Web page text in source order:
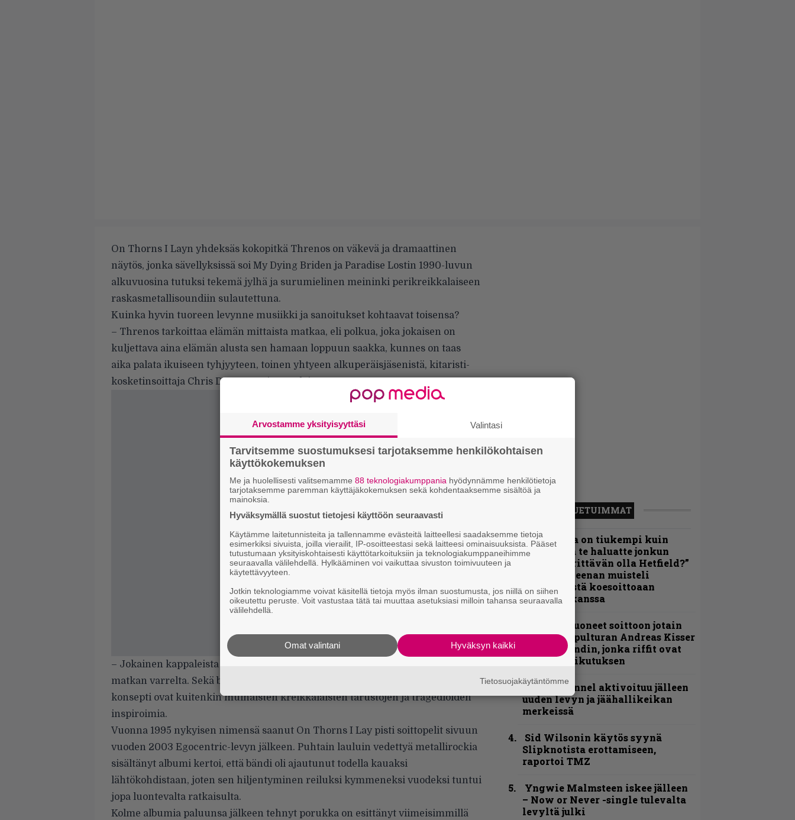
On Thorns I Layn yhdeksäs kokopitkä Threnos on väkevä ja dramaattinen
näytös, jonka sävellyksissä soi My Dying Briden ja Paradise Lostin 1990-luvun
alkuvuosina tutuksi tekemä jylhä ja surumielinen meininki perikreikkalaiseen
raskasmetallisoundiin sulautettuna.
Kuinka hyvin tuoreen levynne musiikki ja sanoitukset kohtaavat toisensa?
– Threnos tarkoittaa elämän mittaista matkaa, eli polkua, joka jokaisen on
kuljettava aina elämän alusta sen hamaan loppuun saakka, kunnes on taas
aika palata ikuiseen tyhjyyteen, toinen yhtyeen alkuperäisjäsenistä, kitaristi-
kosketinsoittaja Chris Dragamestianos aloittaa.
– Jokainen kappaleista kuvastaa eri tilanteita ja tunnelmia tämän pitkän
matkan varrelta. Sekä biisien nimet että periaatteessa koko sanoituksellinen
konsepti ovat kuitenkin muinaisten kreikkalaisten tarustojen ja tragedioiden
inspiroimia.
Vuonna 1995 nykyisen nimensä saanut On Thorns I Lay pisti soittopelit sivuun
vuoden 2003 Egocentric-levyn jälkeen. Puhtain lauluin vedettyä metallirockia
sisältänyt albumi kertoi, että bändi oli ajautunut todella kauaksi
lähtökohdistaan, joten sen hiljentyminen reiluksi kymmeneksi vuodeksi tuntui
jopa luontevalta ratkaisulta.
Kolme albumia paluunsa jälkeen tehnyt porukka on esittänyt viimeisimmillä
LUETUIMMAT
”Metallica on tiukempi kuin
koskaan ja te haluatte jonkun
nulikan yrittävän olla Hetfield?”
– Pepper Keenan muisteli
ensimmäistä koesoittoaan
hevijätin kanssa
”He ovat tuoneet soittoon jotain
uutta” – Sepulturan Andreas Kisser
nimeää bändin, jonka riffit ovat
tehneet vaikutuksen
Blind Channel aktivoituu jälleen
uuden levyn ja jäähallikeikan
merkeissä
Sid Wilsonin käytös syynä
Slipknotista erottamiseen,
raportoi TMZ
Yngwie Malmsteen iskee jälleen
– Now or Never -single tulevalta
levyltä julki
Arvostamme yksityisyyttäsi Valintasi
Tarvitsemme suostumuksesi tarjotaksemme henkilökohtaisen
käyttökokemuksen
Me ja huolellisesti valitsemamme 88 teknologiakumppania hyödynnämme henkilötietoja
tarjotaksemme paremman käyttäjäkokemuksen sekä kohdentaaksemme sisältöä ja
mainoksia.
Hyväksymällä suostut tietojesi käyttöön seuraavasti
Käytämme laitetunnisteita ja tallennamme evästeitä laitteellesi saadaksemme tietoja
esimerkiksi sivuista, joilla vierailit, IP-osoitteestasi sekä laitteesi ominaisuuksista. Pääset
tutustumaan yksityiskohtaisesti käyttötarkoituksiin ja teknologiakumppaneihimme
seuraavalla välilehdellä. Hylkääminen voi vaikuttaa sivuston toimivuuteen ja
käytettävyyteen.
Jotkin teknologiamme voivat käsitellä tietoja myös ilman suostumusta, jos niillä on siihen
oikeutettu peruste. Voit vastustaa tätä tai muuttaa asetuksiasi milloin tahansa seuraavalla
välilehdellä.
Hyväksyn kaikki
Omat valintani
Tietosuojakäytäntömme